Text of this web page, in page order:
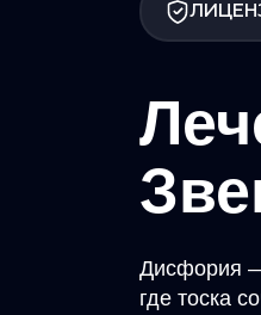
Дисфория —
где тоска